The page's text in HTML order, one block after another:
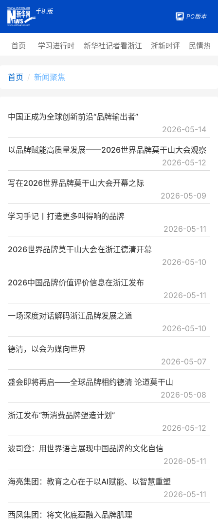
手机版
PC版本
首页 学习进行时 新华社记者看浙江 浙新时评 民情热线
首页 新闻聚焦
2026-05-14
中国正成为全球创新前沿“品牌输出者”
2026-05-12
以品牌赋能高质量发展——2026世界品牌莫干山大会观察
2026-05-09
写在2026世界品牌莫干山大会开幕之际
2026-05-11
学习手记丨打造更多叫得响的品牌
2026-05-10
2026世界品牌莫干山大会在浙江德清开幕
2026-05-11
2026中国品牌价值评价信息在浙江发布
2026-05-10
一场深度对话解码浙江品牌发展之道
2026-05-07
德清，以会为媒向世界
2026-05-08
盛会即将再启——全球品牌相约德清 论道莫干山
2026-05-12
浙江发布“新消费品牌塑造计划”
2026-05-11
波司登：用世界语言展现中国品牌的文化自信
2026-05-11
海亮集团：教育之心在于以AI赋能、以智慧重塑
西凤集团：将文化底蕴融入品牌肌理